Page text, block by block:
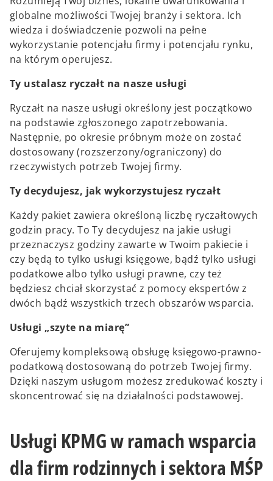
globalne możliwości Twojej branży i sektora. Ich
wiedza i doświadczenie pozwoli na pełne
wykorzystanie potencjału firmy i potencjału rynku,
na którym operujesz.
Ty ustalasz ryczałt na nasze usługi
Ryczałt na nasze usługi określony jest początkowo
na podstawie zgłoszonego zapotrzebowania.
Następnie, po okresie próbnym może on zostać
dostosowany (rozszerzony/ograniczony) do
rzeczywistych potrzeb Twojej firmy.
Ty decydujesz, jak wykorzystujesz ryczałt
Każdy pakiet zawiera określoną liczbę ryczałtowych
godzin pracy. To Ty decydujesz na jakie usługi
przeznaczysz godziny zawarte w Twoim pakiecie i
czy będą to tylko usługi księgowe, bądź tylko usługi
podatkowe albo tylko usługi prawne, czy też
będziesz chciał skorzystać z pomocy ekspertów z
dwóch bądź wszystkich trzech obszarów wsparcia.
Usługi „szyte na miarę”
Oferujemy kompleksową obsługę księgowo-prawno-
podatkową dostosowaną do potrzeb Twojej firmy.
Dzięki naszym usługom możesz zredukować koszty i
skoncentrować się na działalności podstawowej.
Usługi KPMG w ramach wsparcia
dla firm rodzinnych i sektora MŚP